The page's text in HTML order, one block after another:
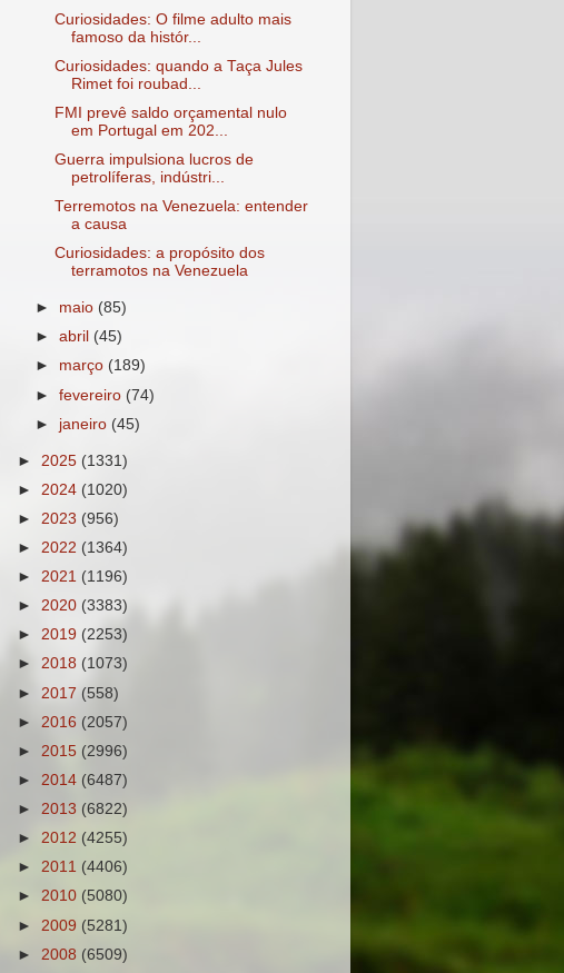
Curiosidades: O filme adulto mais
famoso da histór...
Curiosidades: quando a Taça Jules
Rimet foi roubad...
FMI prevê saldo orçamental nulo
em Portugal em 202...
Guerra impulsiona lucros de
petrolíferas, indústri...
Terremotos na Venezuela: entender
a causa
Curiosidades: a propósito dos
terramotos na Venezuela
► maio (85)
►abril (45)
► março (189)
►fevereiro (74)
► janeiro (45)
► 2025 (1331)
► 2024 (1020)
► 2023 (956)
► 2022 (1364)
► 2021 (1196)
► 2020 (3383)
► 2019 (2253)
► 2018 (1073)
► 2017 (558)
► 2016 (2057)
► 2015 (2996)
► 2014 (6487)
► 2013 (6822)
► 2012 (4255)
► 2011 (4406)
► 2010 (5080)
► 2009 (5281)
► 2008 (6509)